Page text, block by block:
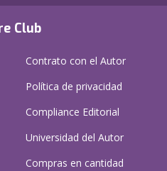
Club
Contrato con el Autor
Política de privacidad
Compliance Editorial
Universidad del Autor
Compras en cantidad